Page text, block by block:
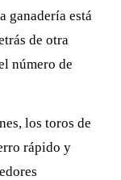
ganadería está
de otra
número de
los toros de
rápido y